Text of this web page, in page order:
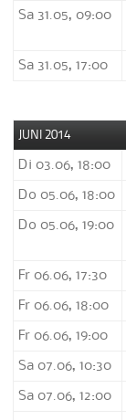
Sa 31.05, 09:00
Sa 31.05, 17:00
JUNI 2014
Di 03.06, 18:00
Do 05.06, 18:00
Do 05.06, 19:00
Fr 06.06, 17:30
Fr 06.06, 18:00
Fr 06.06, 19:00
Sa 07.06, 10:30
Sa 07.06, 12:00